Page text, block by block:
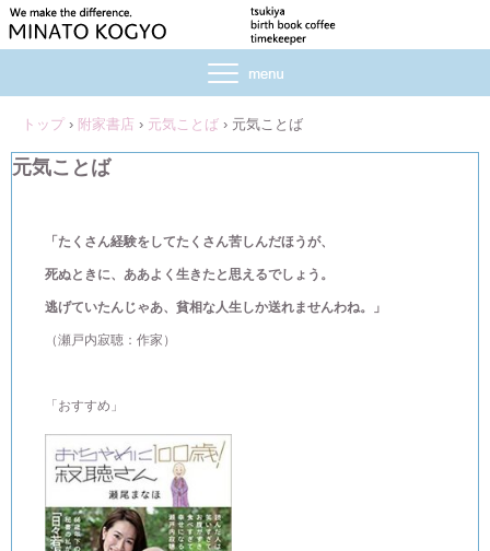
トップ › 附家書店 › 元気ことば › 元気ことば
元気ことば
「たくさん経験をしてたくさん苦しんだほうが、
死ぬときに、ああよく生きたと思えるでしょう。
逃げていたんじゃあ、貧相な人生しか送れませんわね。」
（瀬戸内寂聴：作家）
「おすすめ」